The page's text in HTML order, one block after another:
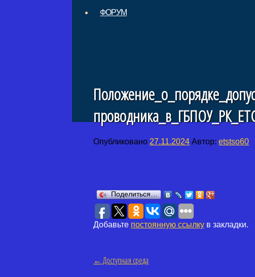
ФОРУМ
Опубликовано 27.11.2024 Автор:etstso60
Поделиться…
Добавьте постоянную ссылку в закладки.
Навигация по статьям
← Доступная среда